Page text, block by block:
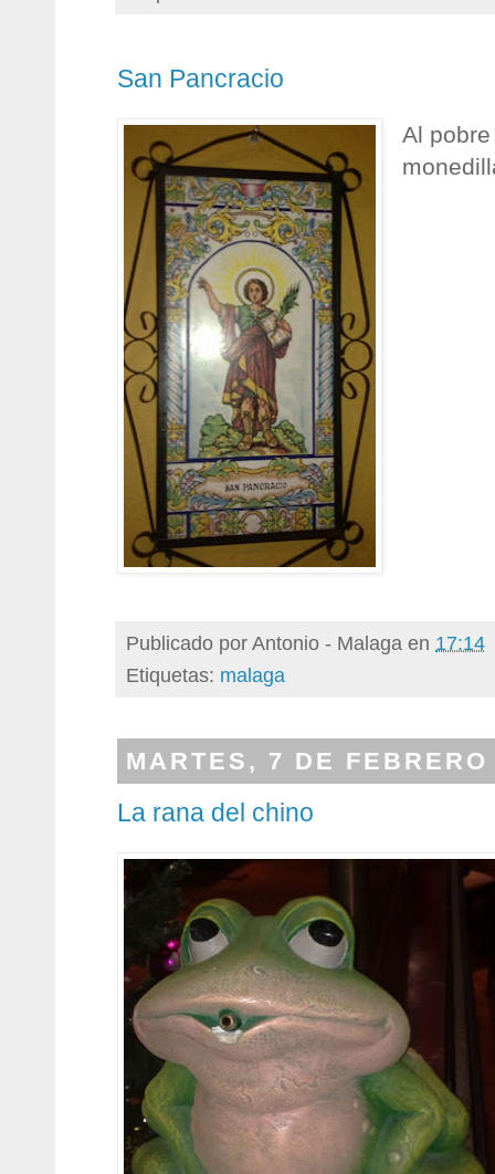
San Pancracio
Al
Publicado porAntonio - Malaga en 17:14
Etiquetas: malaga
MARTES, 7 DE
La rana del chino